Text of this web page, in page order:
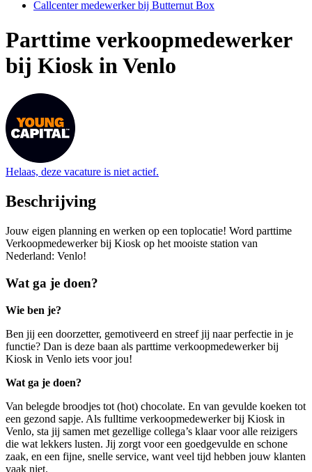
Callcenter medewerker bij Butternut Box
Parttime verkoopmedewerker
bij Kiosk in Venlo
Helaas, deze vacature is niet actief.
Beschrijving
Jouw eigen planning en werken op een toplocatie! Word parttime
Verkoopmedewerker bij Kiosk op het mooiste station van
Nederland: Venlo!
Wat ga je doen?
Wie ben je?
Ben jij een doorzetter, gemotiveerd en streef jij naar perfectie in je
functie? Dan is deze baan als parttime verkoopmedewerker bij
Kiosk in Venlo iets voor jou!
Wat ga je doen?
Van belegde broodjes tot (hot) chocolate. En van gevulde koeken tot
een gezond sapje. Als fulltime verkoopmedewerker bij Kiosk in
Venlo, sta jij samen met gezellige collega’s klaar voor alle reizigers
die wat lekkers lusten. Jij zorgt voor een goedgevulde en schone
zaak, en een fijne, snelle service, want veel tijd hebben jouw klanten
vaak niet.